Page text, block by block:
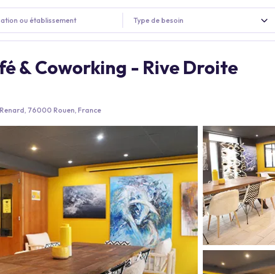
ou établissement Type de besoin
& Coworking - Rive Droite
76000 Rouen, France